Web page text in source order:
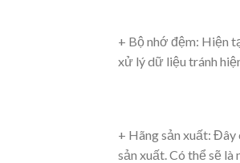
+ Bộ nhớ đệm: Hiện
xử lý dữ liệu tránh
+ Hãng sản xuất: Đây
sản xuất. Có thể sẽ là